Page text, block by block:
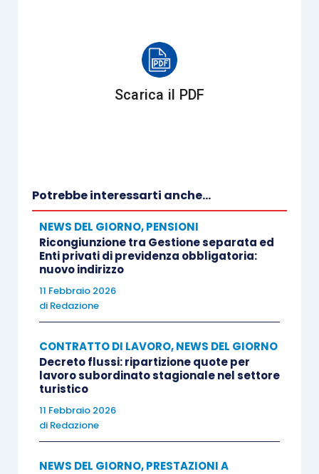
Scarica il PDF
Potrebbe interessarti anche...
NEWS DEL GIORNO,PENSIONI
Ricongiunzione tra Gestione separata ed
Enti privati di previdenza obbligatoria:
nuovo indirizzo
11 Febbraio 2026
di Redazione
CONTRATTO DI LAVORO,NEWS DEL GIORNO
Decreto flussi: ripartizione quote per
lavoro subordinato stagionale nel settore
turistico
11 Febbraio 2026
di Redazione
NEWS DEL GIORNO,PRESTAZIONI A